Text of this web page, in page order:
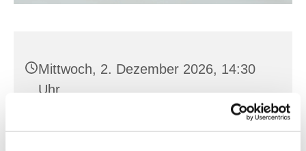
Mittwoch, 2. Dezember 2026, 14:30
Uhr
Neuberesinchen, Berendstr. 1, 15232